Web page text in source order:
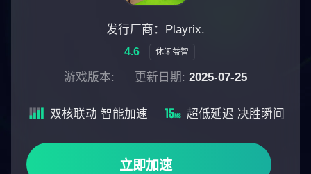
发行厂商：Playrix.
4.6 休闲益智
游戏版本: 更新日期: 2025-07-25
立即加速
双核联动 智能加速 超低延迟 决胜瞬间